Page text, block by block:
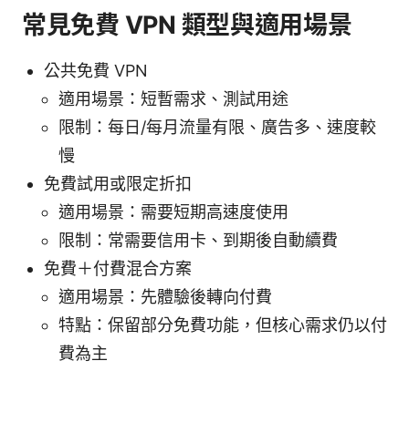
常見免費 VPN 類型與適用場景
公共免費 VPN
適用場景：短暫需求、測試用途
限制：每日/每月流量有限、廣告多、速度較
慢
免費試用或限定折扣
適用場景：需要短期高速度使用
限制：常需要信用卡、到期後自動續費
免費＋付費混合方案
適用場景：先體驗後轉向付費
特點：保留部分免費功能，但核心需求仍以付
費為主